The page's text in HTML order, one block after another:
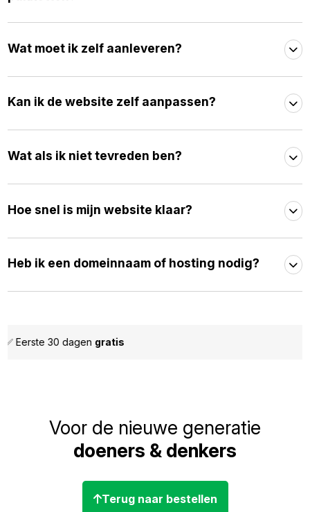
Wat moet ik zelf aanleveren?
Kan ik de website zelf aanpassen?
Wat als ik niet tevreden ben?
Hoe snel is mijn website klaar?
Heb ik een domeinnaam of hosting nodig?
✅ Maandelijks
Voor de nieuwe generatie
doeners & denkers
Terug naar bestellen